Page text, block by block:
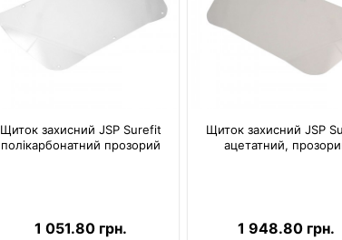
Щиток захисний JSP Surefit
полікарбонатний прозорий
1 051.80 грн.
Щиток захисний JSP
ацетатний,
1 948.80 грн.